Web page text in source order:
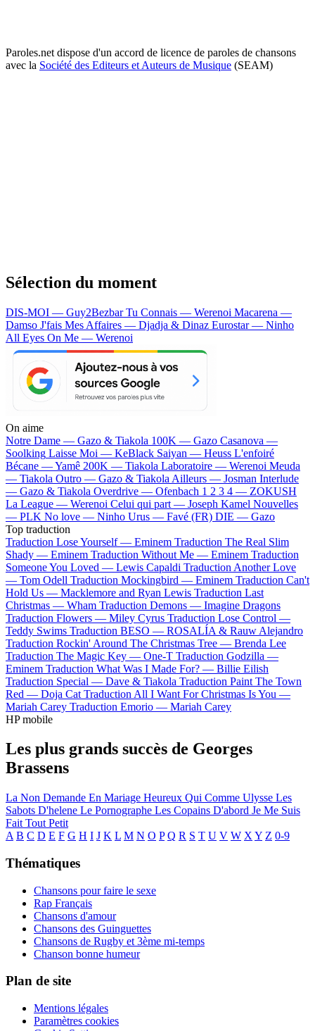
Paroles.net dispose d'un accord de licence de paroles de chansons
avec la Société des Editeurs et Auteurs de Musique (SEAM)
Sélection du moment
DIS-MOI — Guy2BezbarTu Connais — Werenoi Macarena —
Damso J'fais Mes Affaires — Djadja & Dinaz Eurostar — Ninho
All Eyes On Me — Werenoi
On aime
Notre Dame — Gazo & Tiakola 100K — Gazo Casanova —
Soolking Laisse Moi — KeBlack Saiyan — Heuss L'enfoiré
Bécane —Yamê 200K — Tiakola Laboratoire — Werenoi Meuda
— Tiakola Outro — Gazo & Tiakola Ailleurs — Josman Interlude
— Gazo & Tiakola Overdrive — Ofenbach 1 2 3 4 — ZOKUSH
La League — Werenoi Celui qui part — Joseph Kamel Nouvelles
— PLK No love — Ninho Urus — Favé (FR) DIE — Gazo
Top traduction
Traduction Lose Yourself — Eminem Traduction The Real Slim
Shady — Eminem Traduction Without Me — Eminem Traduction
Someone You Loved — Lewis Capaldi Traduction Another Love
— Tom Odell Traduction Mockingbird — Eminem Traduction Can't
Hold Us — Macklemore and Ryan Lewis Traduction Last
Christmas — Wham Traduction Demons — Imagine Dragons
Traduction Flowers — Miley Cyrus Traduction Lose Control —
Teddy Swims Traduction BESO — ROSALÍA & Rauw Alejandro
Traduction Rockin' Around The Christmas Tree — Brenda Lee
Traduction The Magic Key — One-T Traduction Godzilla —
Eminem Traduction What Was I Made For? — Billie Eilish
Traduction Special — Dave & Tiakola Traduction Paint The Town
Red — Doja Cat Traduction All I Want For Christmas Is You —
Mariah Carey Traduction Emorio — Mariah Carey
HP mobile
Les plus grands succès de Georges
Brassens
La Non Demande En Mariage Heureux Qui Comme Ulysse Les
Sabots D'helene Le Pornographe Les Copains D'abord Je Me Suis
Fait Tout Petit
A B C D E F G H I J K L M N O P Q R S T U V W X Y Z 0-9
Thématiques
Chansons pour faire le sexe
Rap Français
Chansons d'amour
Chansons des Guinguettes
Chansons de Rugby et 3ème mi-temps
Chanson bonne humeur
Plan de site
Mentions légales
Paramètres cookies